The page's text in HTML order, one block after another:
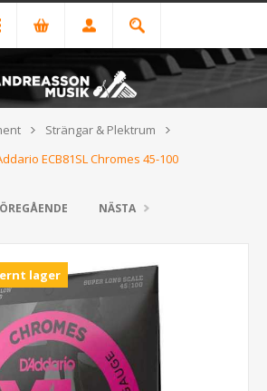
Strängar & Plektrum
ECB81SL Chromes 45-100
NÄSTA
lager